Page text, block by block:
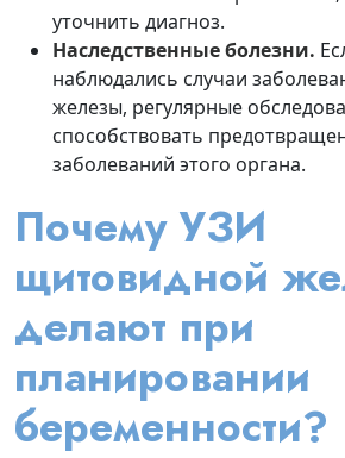
уточнить диагноз.
Наследственные болезни.
наблюдались случаи
железы, регулярные
способствовать
заболеваний этого органа.
Почему УЗИ
щитовидной
делают при
планировании
беременности?